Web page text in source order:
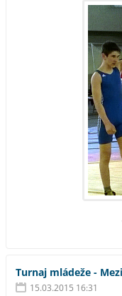
Turnaj mládeže -
15.03.2015 16:31